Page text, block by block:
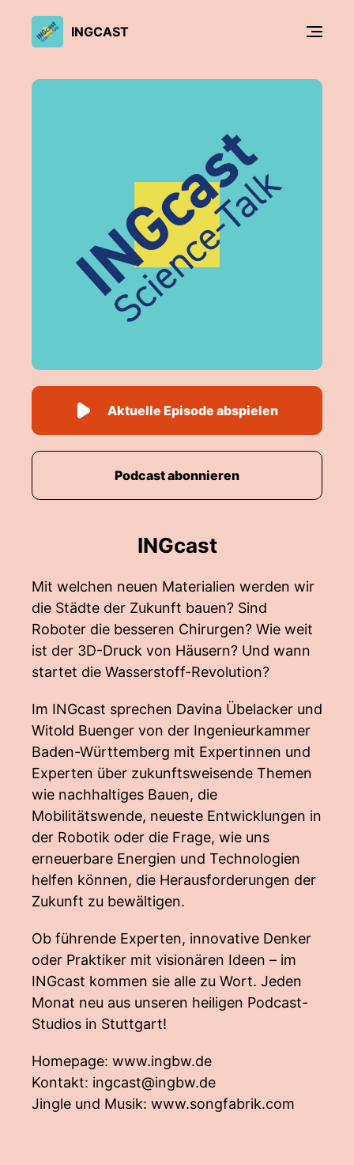
INGCAST
INGcast
Mit welchen neuen Materialien werden wir
die Städte der Zukunft bauen? Sind
Roboter die besseren Chirurgen? Wie weit
ist der 3D-Druck von Häusern? Und wann
startet die Wasserstoff-Revolution?
Im INGcast sprechen Davina Übelacker und
Witold Buenger von der Ingenieurkammer
Baden-Württemberg mit Expertinnen und
Experten über zukunftsweisende Themen
wie nachhaltiges Bauen, die
Mobilitätswende, neueste Entwicklungen in
der Robotik oder die Frage, wie uns
erneuerbare Energien und Technologien
helfen können, die Herausforderungen der
Zukunft zu bewältigen.
Ob führende Experten, innovative Denker
oder Praktiker mit visionären Ideen – im
INGcast kommen sie alle zu Wort. Jeden
Monat neu aus unseren heiligen Podcast-
Studios in Stuttgart!
Homepage: www.ingbw.de
Kontakt: ingcast@ingbw.de
Jingle und Musik: www.songfabrik.com
Aktuelle Episode abspielen
Podcast abonnieren